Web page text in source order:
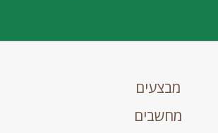
מבצעים
מחשבים